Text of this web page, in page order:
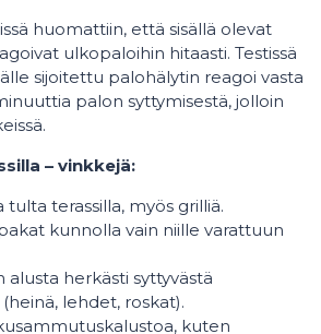
huomattiin, että sisällä olevat
ulkopaloihin hitaasti. Testissä
sijoitettu palohälytin reagoi vasta
palon syttymisestä, jolloin
– vinkkejä:
tulta terassilla, myös grilliä.
kunnolla vain niille varattuun
alusta herkästi syttyvästä
lehdet, roskat).
kuten